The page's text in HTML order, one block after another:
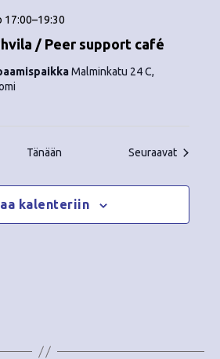
/ Peer support café
17:00–19:30
Malminkatu 24 C,
Tänään Seuraavat
kalenteriin